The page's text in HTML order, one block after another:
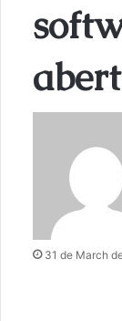
31 de March